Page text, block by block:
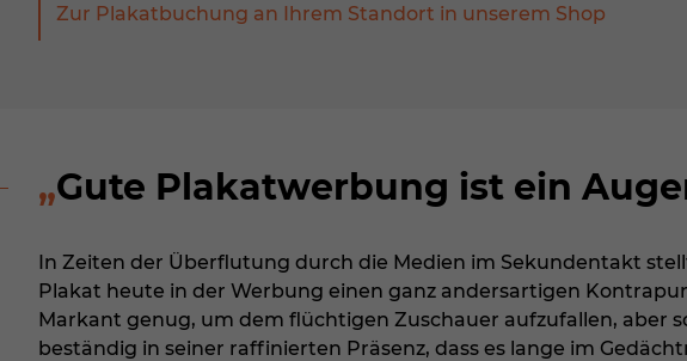
Zur Plakatbuchung an Ihrem Standort in unserem Shop
Gute Plakatwerbung ist ein
In Zeiten der Überflutung durch die Medien im Sekundentakt
Plakat heute in der Werbung einen ganz andersartigen
Markant genug, um dem flüchtigen Zuschauer aufzufallen, aber
beständig in seiner raffinierten Präsenz, dass es lange im